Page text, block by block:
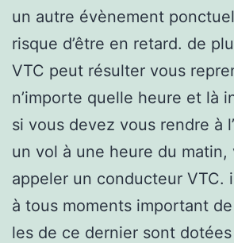
un autre évènement
risque d’être en retard. de
VTC peut résulter vous
n’importe quelle heure et là
si vous devez vous rendre à
un vol à une heure du matin,
appeler un conducteur VTC.
à tous moments important
les de ce dernier sont